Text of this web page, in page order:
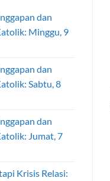
dan
Minggu, 9
dan
Sabtu, 8
dan
Jumat, 7
Krisis Relasi: